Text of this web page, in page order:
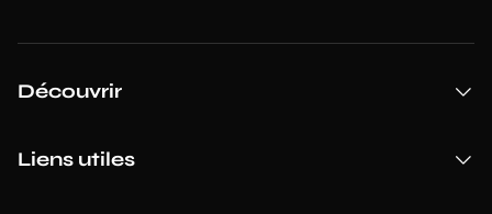
Découvrir
Liens utiles